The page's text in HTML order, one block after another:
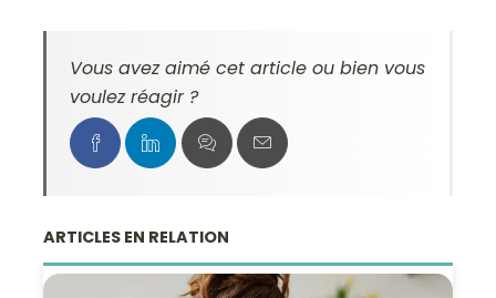
Vous avez aimé cet article ou bien vous
voulez réagir ?
ARTICLES EN RELATION